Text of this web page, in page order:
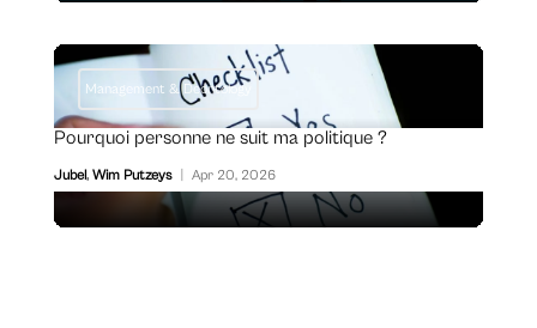
Management & Deontology
Pourquoi personne ne suit ma politique ?
Jubel, Wim Putzeys Apr 20, 2026